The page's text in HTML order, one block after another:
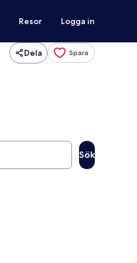
Resor Logga in
Dela Spara
Sök